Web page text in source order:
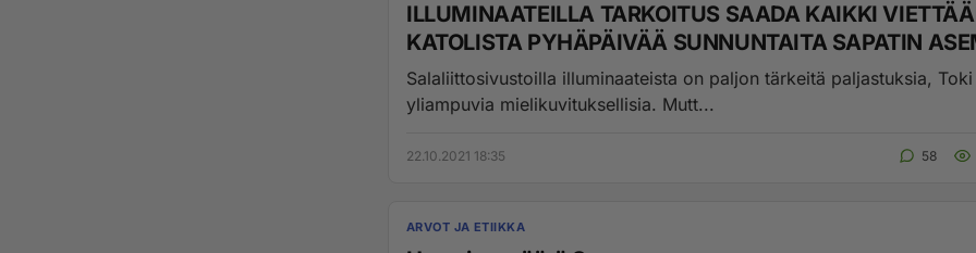
ILLUMINAATEILLA TARKOITUS SAADA KAIKKI
KATOLISTA PYHÄPÄIVÄÄ
Salaliittosivustoilla illuminaateista on paljon tärkeitä paljastuksia,
yliampuvia mielikuvituksellisia. Mutt...
22.10.2021 18:35 58
ARVOT JA ETIIKKA